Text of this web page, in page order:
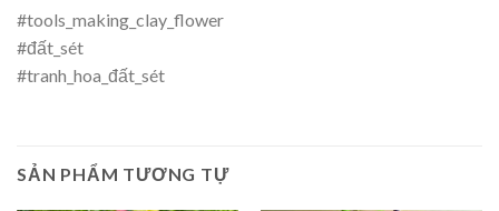
#tools_making_clay_flower
#đất_sét
#tranh_hoa_đất_sét
SẢN PHẨM TƯƠNG TỰ